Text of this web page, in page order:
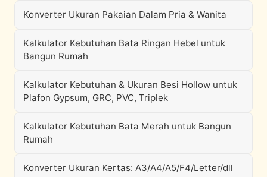
Konverter Ukuran Pakaian Dalam Pria & Wanita
Kalkulator Kebutuhan Bata Ringan Hebel untuk
Bangun Rumah
Kalkulator Kebutuhan & Ukuran Besi Hollow untuk
Plafon Gypsum, GRC, PVC, Triplek
Kalkulator Kebutuhan Bata Merah untuk Bangun
Rumah
Konverter Ukuran Kertas: A3/A4/A5/F4/Letter/dll